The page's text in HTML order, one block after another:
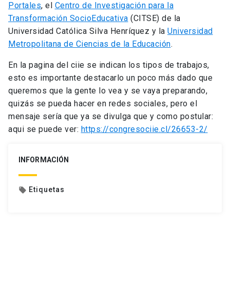
Portales, el Centro de Investigación para la
Transformación SocioEducativa (CITSE) de la
Universidad Católica Silva Henríquez y la Universidad
Metropolitana de Ciencias de la Educación.
En la pagina del ciie se indican los tipos de trabajos,
esto es importante destacarlo un poco más dado que
queremos que la gente lo vea y se vaya preparando,
quizás se pueda hacer en redes sociales, pero el
mensaje sería que ya se divulga que y como postular:
aqui se puede ver: https://congresociie.cl/26653-2/
INFORMACIÓN
local_offer Etiquetas